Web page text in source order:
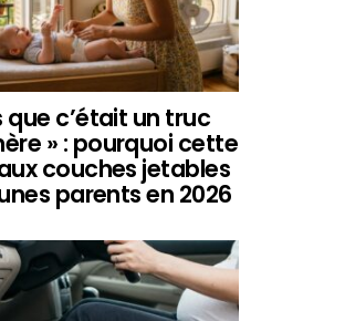
que c’était un truc
» : pourquoi cette
couches jetables
parents en 2026